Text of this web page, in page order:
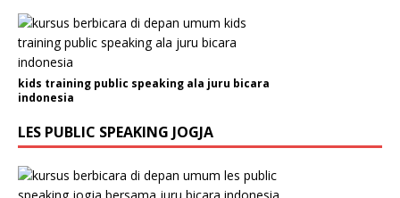
kids training public speaking ala juru bicara
indonesia
LES PUBLIC SPEAKING JOGJA